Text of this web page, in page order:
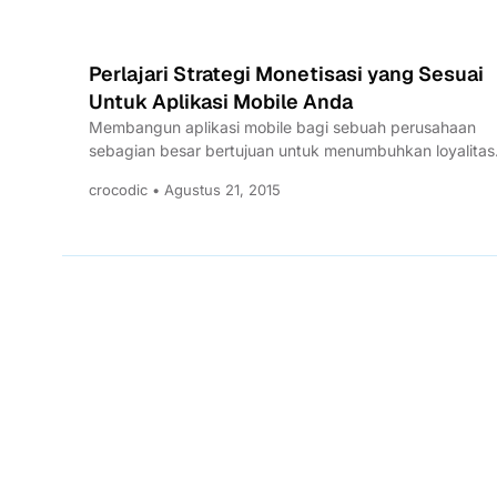
Perlajari Strategi Monetisasi yang Sesuai
Untuk Aplikasi Mobile Anda
Membangun aplikasi mobile bagi sebuah perusahaan
sebagian besar bertujuan untuk menumbuhkan loyalitas
pelanggan...
crocodic • Agustus 21, 2015